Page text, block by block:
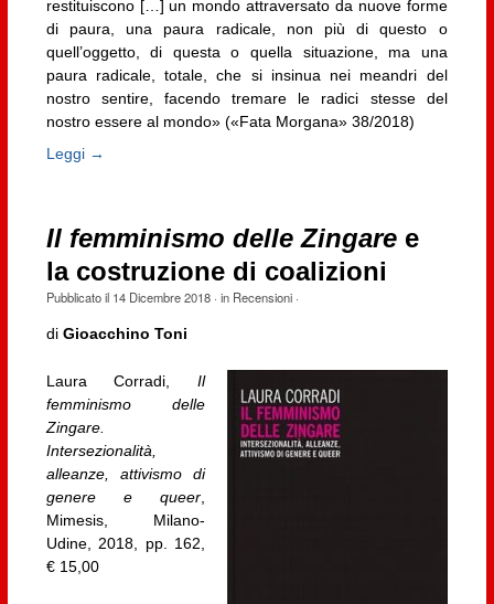
restituiscono […] un mondo attraversato da nuove forme
di paura, una paura radicale, non più di questo o
quell’oggetto, di questa o quella situazione, ma una
paura radicale, totale, che si insinua nei meandri del
nostro sentire, facendo tremare le radici stesse del
nostro essere al mondo» («Fata Morgana» 38/2018)
Leggi →
Il femminismo delle Zingaree
la costruzione di coalizioni
Pubblicato il 14 Dicembre 2018· in Recensioni·
di Gioacchino Toni
Laura Corradi,Il
femminismo delle
Zingare.
Intersezionalità,
alleanze, attivismo di
genere e queer,
Mimesis, Milano-
Udine, 2018, pp. 162,
€ 15,00